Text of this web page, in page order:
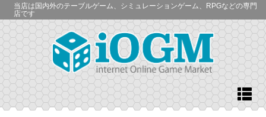
当店は国内外のテーブルゲーム、シミュレーションゲーム、RPGなどの専門
店です